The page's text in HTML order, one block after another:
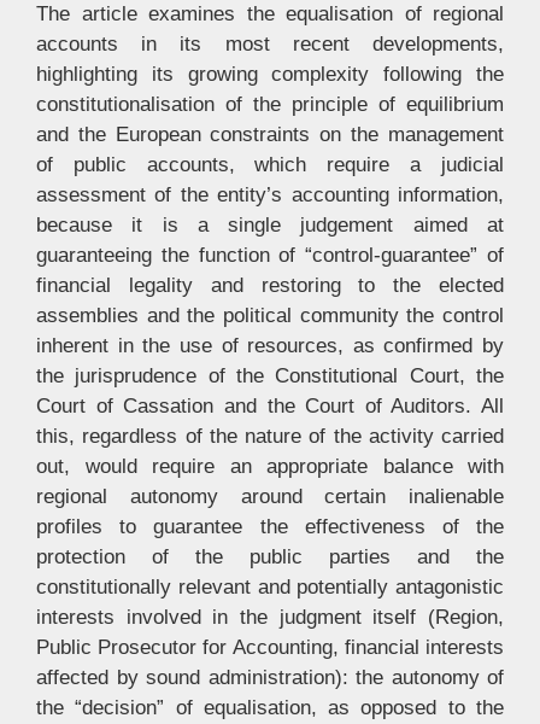
The article examines the equalisation of regional
accounts in its most recent developments,
highlighting its growing complexity following the
constitutionalisation of the principle of equilibrium
and the European constraints on the management
of public accounts, which require a judicial
assessment of the entity’s accounting information,
because it is a single judgement aimed at
guaranteeing the function of “control-guarantee” of
financial legality and restoring to the elected
assemblies and the political community the control
inherent in the use of resources, as confirmed by
the jurisprudence of the Constitutional Court, the
Court of Cassation and the Court of Auditors. All
this, regardless of the nature of the activity carried
out, would require an appropriate balance with
regional autonomy around certain inalienable
profiles to guarantee the effectiveness of the
protection of the public parties and the
constitutionally relevant and potentially antagonistic
interests involved in the judgment itself (Region,
Public Prosecutor for Accounting, financial interests
affected by sound administration): the autonomy of
the “decision” of equalisation, as opposed to the